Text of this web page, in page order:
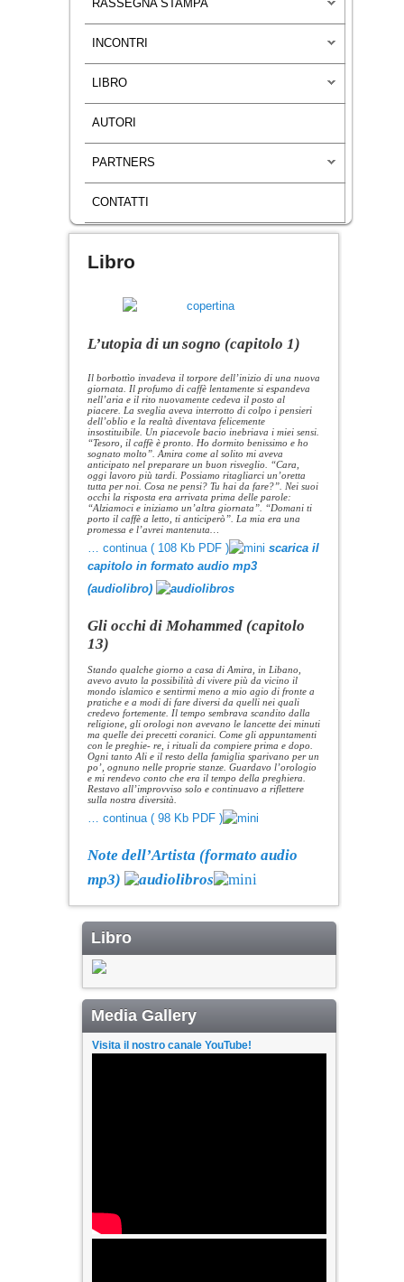
RASSEGNA STAMPA
INCONTRI
LIBRO
AUTORI
PARTNERS
CONTATTI
Libro
L’utopia di un sogno (capitolo 1)
Il borbottìo invadeva il torpore dell’inizio di una nuova
giornata. Il profumo di caffè lentamente si espandeva
nell’aria e il rito nuovamente cedeva il posto al
piacere. La sveglia aveva interrotto di colpo i pensieri
dell’oblio e la realtà diventava felicemente
insostituibile. Un piacevole bacio inebriava i miei sensi.
“Tesoro, il caffè è pronto. Ho dormito benissimo e ho
sognato molto”. Amira come al solito mi aveva
anticipato nel preparare un buon risveglio. “Cara,
oggi lavoro più tardi. Possiamo ritagliarci un’oretta
tutta per noi. Cosa ne pensi? Tu hai da fare?”. Nei suoi
occhi la risposta era arrivata prima delle parole:
“Alziamoci e iniziamo un’altra giornata”. “Domani ti
porto il caffè a letto, ti anticiperò”. La mia era una
promessa e l’avrei mantenuta…
… continua ( 108 Kb PDF )
scarica il
capitolo in formato audio mp3
(audiolibro)
Gli occhi di Mohammed (capitolo
13)
Stando qualche giorno a casa di Amira, in Libano,
avevo avuto la possibilità di vivere più da vicino il
mondo islamico e sentirmi meno a mio agio di fronte a
pratiche e a modi di fare diversi da quelli nei quali
credevo fortemente. Il tempo sembrava scandito dalla
religione, gli orologi non avevano le lancette dei minuti
ma quelle dei precetti coranici. Come gli appuntamenti
con le preghie- re, i rituali da compiere prima e dopo.
Ogni tanto Ali e il resto della famiglia sparivano per un
po’, ognuno nelle proprie stanze. Guardavo l’orologio
e mi rendevo conto che era il tempo della preghiera.
Restavo all’improvviso solo e continuavo a riflettere
sulla nostra diversità.
… continua ( 98 Kb PDF )
Note dell’Artista (formato audio
mp3)
Libro
Media Gallery
Visita il nostro canale YouTube!